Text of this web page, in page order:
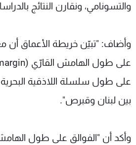
والتسونامي، ونقارن النتائج
وأضاف: "تبيّن خريطة الأعماق أن
على طول سلسلة اللاذقية البحرية
بين لبنان وقبرص".
وأكد أن "الفوالق على طول